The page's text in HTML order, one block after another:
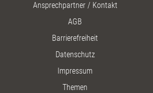
Ansprechpartner / Kontakt
AGB
Barrierefreiheit
Datenschutz
Impressum
Themen